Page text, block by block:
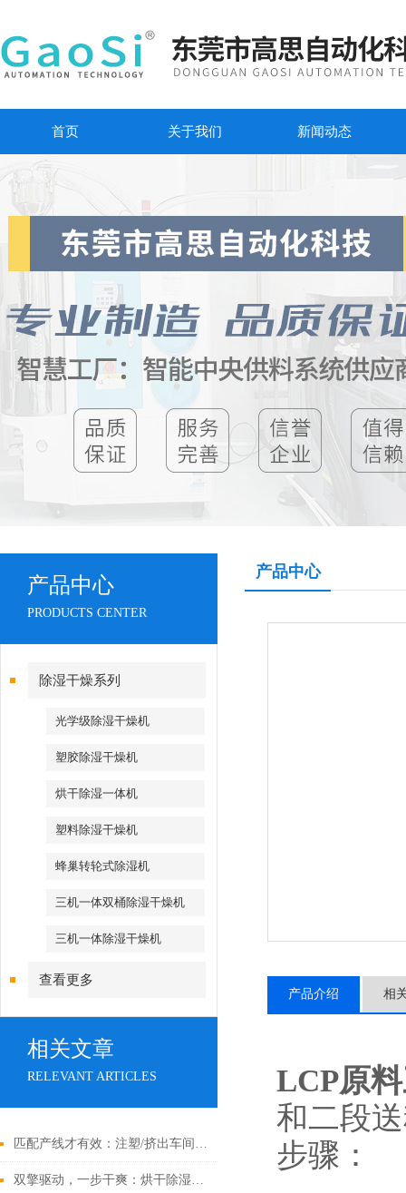
首页 关于我们 新闻动态
产品中心
PRODUCTS CENTER
除湿干燥系列
光学级除湿干燥机
塑胶除湿干燥机
烘干除湿一体机
塑料除湿干燥机
蜂巢转轮式除湿机
三机一体双桶除湿干燥机
三机一体除湿干燥机
查看更多
相关文章
RELEVANT ARTICLES
匹配产线才有效：注塑/挤出车间中央供料系统选型策略与工艺校核
双擎驱动，一步干爽：烘干除湿一体机，高效能干燥的集成解决方案
产品中心
产品介绍 相
LCP原
和二段
步骤：